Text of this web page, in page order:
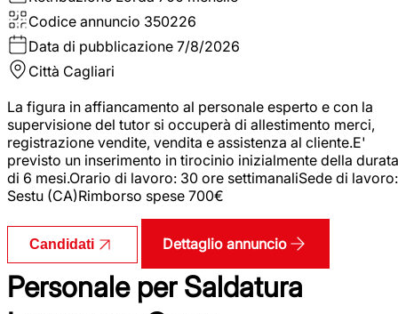
Codice annuncio 350226
Data di pubblicazione 7/8/2026
Città Cagliari
La figura in affiancamento al personale esperto e con la
supervisione del tutor si occuperà di allestimento merci,
registrazione vendite, vendita e assistenza al cliente.E'
previsto un inserimento in tirocinio inizialmente della durata
di 6 mesi.Orario di lavoro: 30 ore settimanaliSede di lavoro:
Sestu (CA)Rimborso spese 700€
Candidati Dettaglio annuncio
Personale per Saldatura